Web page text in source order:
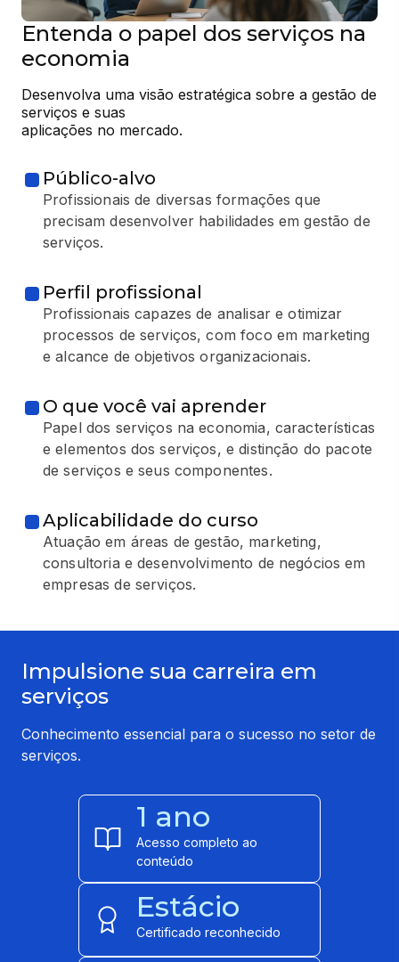
Entenda o papel dos serviços na
economia
Desenvolva uma visão estratégica sobre a gestão de
serviços e suas
aplicações no mercado.
Público-alvo
Profissionais de diversas formações que
precisam desenvolver habilidades em gestão de
serviços.
Perfil profissional
Profissionais capazes de analisar e otimizar
processos de serviços, com foco em marketing
e alcance de objetivos organizacionais.
O que você vai aprender
Papel dos serviços na economia, características
e elementos dos serviços, e distinção do pacote
de serviços e seus componentes.
Aplicabilidade do curso
Atuação em áreas de gestão, marketing,
consultoria e desenvolvimento de negócios em
empresas de serviços.
Impulsione sua carreira em
serviços
Conhecimento essencial para o sucesso no setor de
serviços.
1 ano
Acesso completo ao
conteúdo
Estácio
Certificado reconhecido